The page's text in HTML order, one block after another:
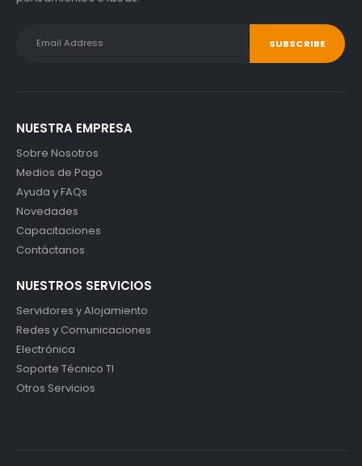
NUESTRA EMPRESA
Sobre Nosotros
Medios de Pago
Ayuda y FAQs
Novedades
Capacitaciones
Contáctanos
NUESTROS SERVICIOS
Servidores y Alojamiento
Redes y Comunicaciones
Electrónica
Soporte Técnico TI
Otros Servicios